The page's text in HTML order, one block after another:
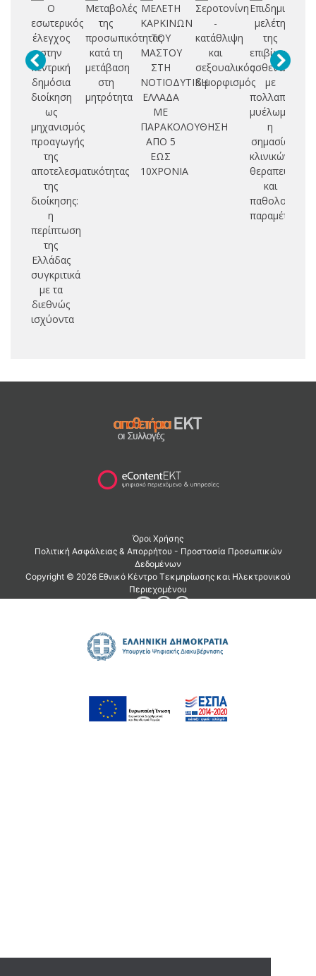
Ο
εσωτερικός
έλεγχος
στην
κεντρική
δημόσια
διοίκηση
ως
μηχανισμός
προαγωγής
της
αποτελεσματικότητας
της
διοίκησης:
η
περίπτωση
της
Ελλάδας
συγκριτικά
με τα
διεθνώς
ισχύοντα
Μεταβολές
της
προσωπικότητας
κατά τη
μετάβαση
στη
μητρότητα
ΜΕΛΕΤΗ
ΚΑΡΚΙΝΩΝ
ΤΟΥ
ΜΑΣΤΟΥ
ΣΤΗ
ΝΟΤΙΟΔΥΤΙΚΗ
ΕΛΛΑΔΑ
ΜΕ
ΠΑΡΑΚΟΛΟΥΘΗΣΗ
ΑΠΟ 5
ΕΩΣ
10ΧΡΟΝΙΑ
Σεροτονίνη
-
κατάθλιψη
και
σεξουαλικός
διμορφισμός
μελέτη
της
επιβίωσης
ασθενών
με
πολλαπλούν
μυέλωμα:
η
σημασία
κλινικών,
θεραπευτικών
και
παραμέτρων